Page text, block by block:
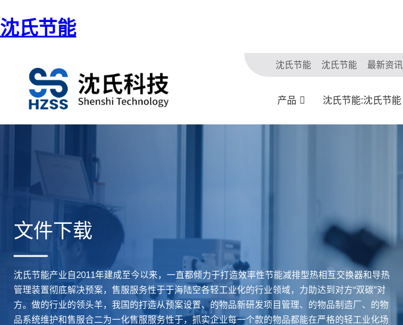
沈氏节能
沈氏节能 沈氏节能 最新资讯
产品 沈氏节能:沈氏节能
文件下载
沈氏节能产业自2011年建成至今以来，一直都倾力于打造效率性节能减排型热相互交换器和导热
管理装置彻底解决预案，售服服务性于于海陆空各轻工业化的行业领域，力助达到对方“双碳”对
方。做的行业的领头羊，我国的打造从预案设置、的物品新研发项目管理、的物品制造厂、的物
品系统维护和售服合二为一化售服服务性于，抓实企业每一个款的物品都能在严格的轻工业化场